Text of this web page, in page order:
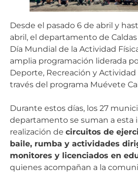
Desde el pasado 6 de abril y
abril, el departamento de
Día Mundial de la Actividad
amplia programación liderada
Deporte, Recreación y Actividad
través del programa Muévete
Durante estos días, los 27
departamento se suman a esta
realización de circuitos de
baile, rumba y actividades
monitores y licenciados en
quienes acompañan a la